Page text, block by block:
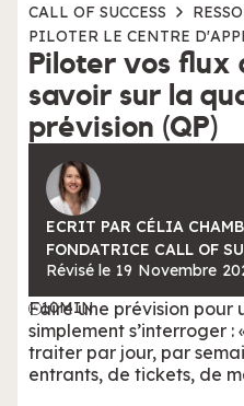
CALL OF SUCCESS
PILOTER LE CENTRE
Piloter vos flux
savoir sur la
prévision (QP)
ECRIT PAR CÉLIA
FONDATRICE CALL OF
Révisé le 19 Novembre
10MIN
Faire une prévision pour
simplement s’interroger
traiter par jour, par
entrants, de tickets, de